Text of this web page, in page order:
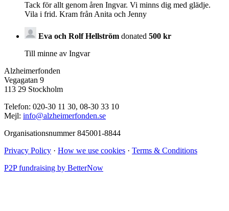
Tack för allt genom åren Ingvar. Vi minns dig med glädje.
Vila i frid. Kram från Anita och Jenny
Eva och Rolf Hellström donated 500 kr
Till minne av Ingvar
Alzheimerfonden
Vegagatan 9
113 29 Stockholm
Telefon: 020-30 11 30, 08-30 33 10
Mejl: info@alzheimerfonden.se
Organisationsnummer 845001-8844
Privacy Policy · How we use cookies · Terms & Conditions
P2P fundraising by BetterNow